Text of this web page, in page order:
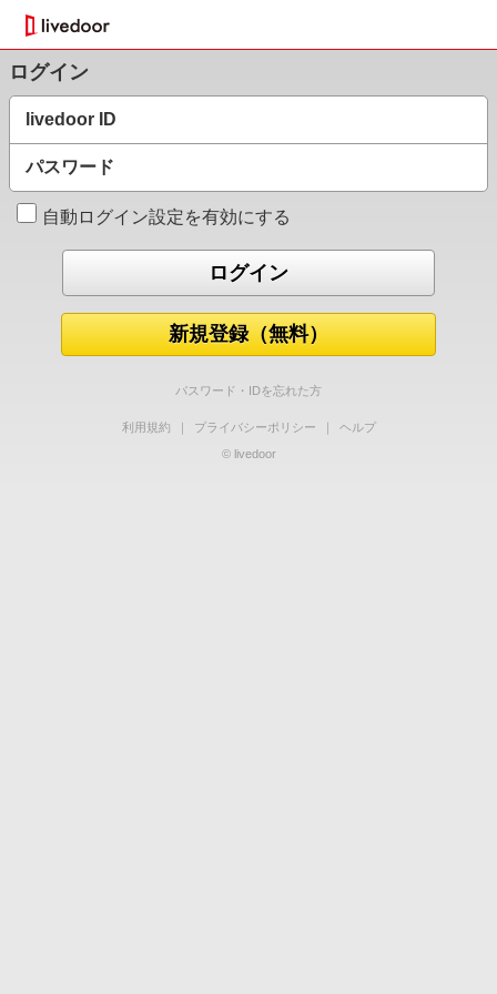
ログイン
livedoor ID
パスワード
自動ログイン設定を有効にする
新規登録（無料）
パスワード・IDを忘れた方
利用規約 ｜ プライバシーポリシー ｜
ヘルプ
© livedoor